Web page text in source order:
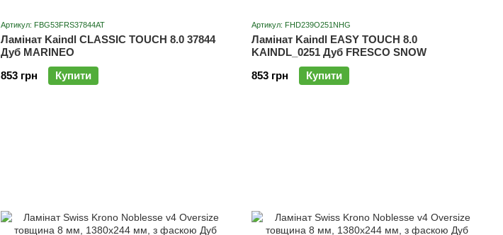
Артикул: FBG53FRS37844AT
Ламінат Kaindl CLASSIC TOUCH 8.0 37844
Дуб MARINEO
853 грн
Купити
Артикул: FHD239O251NHG
Ламінат Kaindl EASY TOUCH 8.0
KAINDL_0251 Дуб FRESCO SNOW
853 грн
Купити